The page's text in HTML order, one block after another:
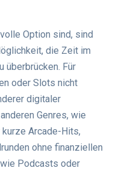
Option sind, sind
die Zeit im
überbrücken. Für
oder Slots nicht
digitaler
Genres, wie
Arcade-Hits,
ohne finanziellen
Podcasts oder